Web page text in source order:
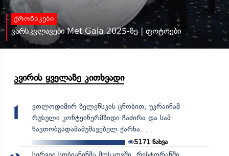
ქრონიკები
ვარსკვლავები Met Gala 2025-ზე | ფოტოები
კვირის ყველაზე კითხვადი
1
ვოლოდიმირ ზელენსკის ცნობით, უკრაინამ
რუსული კონტეინერმზიდი ჩაძირა და სამ
ნავთობგადამამუშავებელ ქარხა...
5171 ნახვა